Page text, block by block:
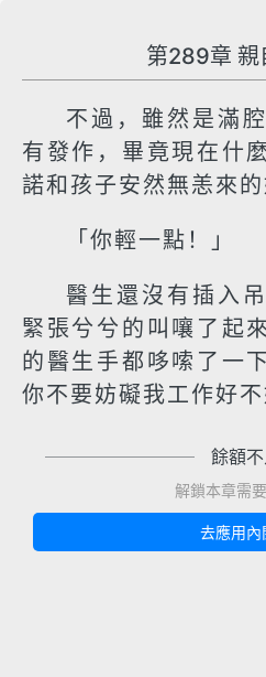
第289章 親
不過，雖然是滿
有發作，畢竟現在什
諾和孩子安然無恙來的
「你輕一點！」
醫生還沒有插入
緊張兮兮的叫嚷了起
的醫生手都哆嗦了一
你不要妨礙我工作好不
餘額不
解鎖本章需要
去應用內